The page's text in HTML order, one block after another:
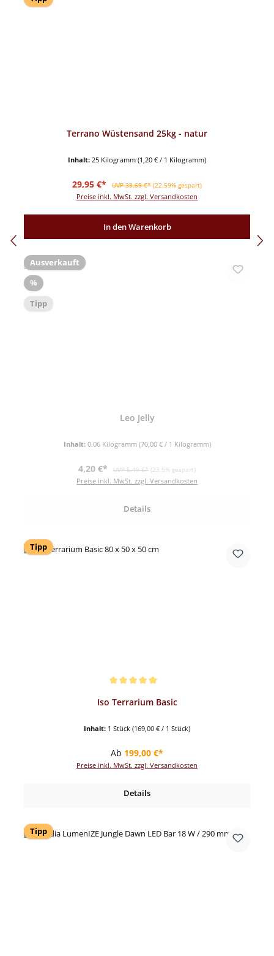
Terrano Wüstensand 25kg - natur
Inhalt: 25 Kilogramm (1,20 € / 1 Kilogramm)
Verkaufspreis:
29,95 €* Regulärer Preis:
UVP 38,69 €* (22.59% gespart)
Preise inkl. MwSt. zzgl. Versandkosten
In den Warenkorb
Ausverkauft
%Rabatt
Tipp
Leo Jelly
Inhalt: 0.06 Kilogramm (70,00 € / 1 Kilogramm)
Verkaufspreis:
4,20 €* Regulärer Preis:
UVP 5,49 €* (23.5% gespart)
Preise inkl. MwSt. zzgl. Versandkosten
Details
Tipp
Iso Terrarium Basic
Inhalt: 1 Stück (169,00 € / 1 Stück)
Regulärer Preis:
Ab 199,00 €*
Preise inkl. MwSt. zzgl. Versandkosten
Details
Tipp